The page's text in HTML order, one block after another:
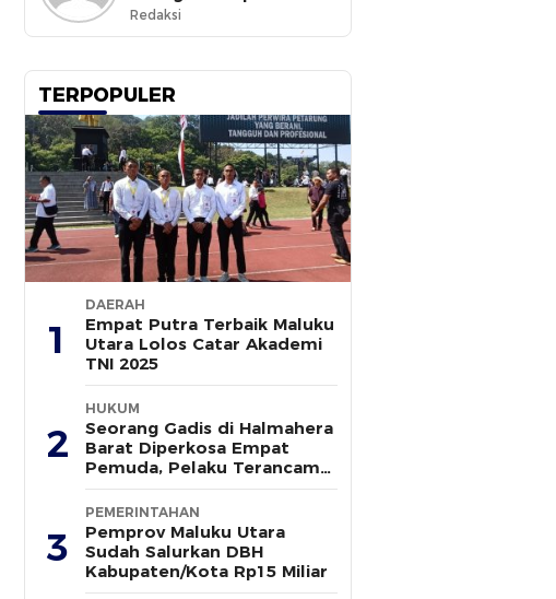
Ternate Masih Mangkir
Redaksi
TERPOPULER
1
DAERAH
Empat Putra Terbaik Maluku
Utara Lolos Catar Akademi
TNI 2025
2
HUKUM
Seorang Gadis di Halmahera
Barat Diperkosa Empat
Pemuda, Pelaku Terancam
15 Tahun Penjara
3
PEMERINTAHAN
Pemprov Maluku Utara
Sudah Salurkan DBH
Kabupaten/Kota Rp15 Miliar